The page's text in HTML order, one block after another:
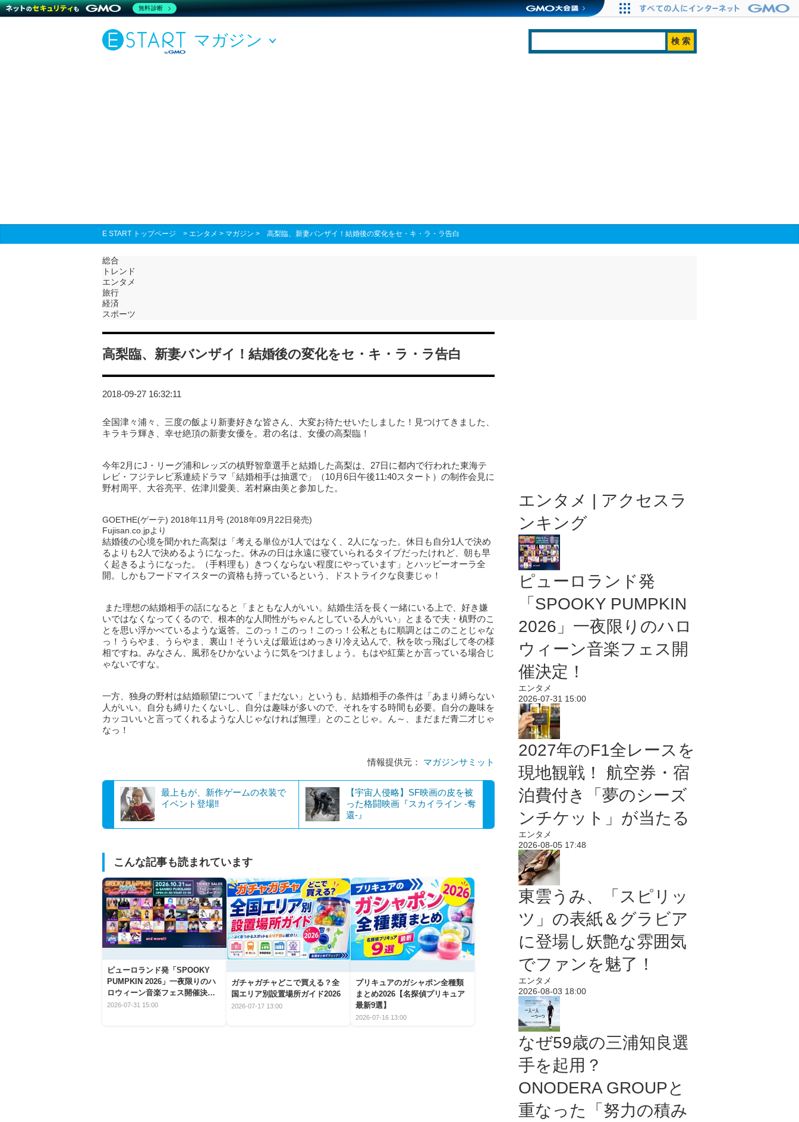
マガジン
E START トップページ > エンタメ > マガジン > 高梨臨、新妻バンザイ！結婚後の変化をセ・キ・ラ・ラ告白
総合
トレンド
エンタメ
旅行
経済
スポーツ
高梨臨、新妻バンザイ！結婚後の変化をセ・キ・ラ・ラ告白
2018-09-27 16:32:11
全国津々浦々、三度の飯より新妻好きな皆さん、大変お待たせいたしました！見つけてきました、
キラキラ輝き、幸せ絶頂の新妻女優を。君の名は、女優の高梨臨！
今年2月にJ・リーグ浦和レッズの槙野智章選手と結婚した高梨は、27日に都内で行われた東海テ
レビ・フジテレビ系連続ドラマ「結婚相手は抽選で」（10月6日午後11:40スタート）の制作会見に
野村周平、大谷亮平、佐津川愛美、若村麻由美と参加した。
GOETHE(ゲーテ) 2018年11月号 (2018年09月22日発売)
Fujisan.co.jpより
結婚後の心境を聞かれた高梨は「考える単位が1人ではなく、2人になった。休日も自分1人で決め
るよりも2人で決めるようになった。休みの日は永遠に寝ていられるタイプだったけれど、朝も早
く起きるようになった。（手料理も）きつくならない程度にやっています」とハッピーオーラ全
開。しかもフードマイスターの資格も持っているという、ドストライクな良妻じゃ！
また理想の結婚相手の話になると「まともな人がいい。結婚生活を長く一緒にいる上で、好き嫌
いではなくなってくるので、根本的な人間性がちゃんとしている人がいい」とまるで夫・槙野のこ
とを思い浮かべているような返答。このっ！このっ！このっ！公私ともに順調とはこのことじゃな
っ！うらやま、うらやま、裏山！そういえば最近はめっきり冷え込んで、秋を吹っ飛ばして冬の様
相ですね。みなさん、風邪をひかないように気をつけましょう。もはや紅葉とか言っている場合じ
ゃないですな。
一方、独身の野村は結婚願望について「まだない」というも、結婚相手の条件は「あまり縛らない
人がいい。自分も縛りたくないし、自分は趣味が多いので、それをする時間も必要。自分の趣味を
カッコいいと言ってくれるような人じゃなければ無理」とのことじゃ。ん～、まだまだ青二才じゃ
なっ！
情報提供元： マガジンサミット
最上もが、新作ゲームの衣装で
イベント登場‼
【宇宙人侵略】SF映画の皮を被
った格闘映画『スカイライン -奪
還-』
こんな記事も読まれています
ピューロランド発「SPOOKY
PUMPKIN 2026」一夜限りのハ
ロウィーン音楽フェス開催決
定！
2026-07-31 15:00
ガチャガチャどこで買える？全
国エリア別設置場所ガイド2026
2026-07-17 13:00
プリキュアのガシャポン全種類
まとめ2026【名探偵プリキュア
最新9選】
2026-07-16 13:00
エンタメ | アクセスラ
ンキング
ピューロランド発
「SPOOKY PUMPKIN
2026」一夜限りのハロ
ウィーン音楽フェス開
催決定！
エンタメ
2026-07-31 15:00
2027年のF1全レースを
現地観戦！ 航空券・宿
泊費付き「夢のシーズ
ンチケット」が当たる
エンタメ
2026-08-05 17:48
東雲うみ、「スピリッ
ツ」の表紙＆グラビア
に登場し妖艶な雰囲気
でファンを魅了！
エンタメ
2026-08-03 18:00
なぜ59歳の三浦知良選
手を起用？
ONODERA GROUPと
重なった「努力の積み
無料診断